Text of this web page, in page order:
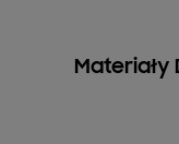
Materiały